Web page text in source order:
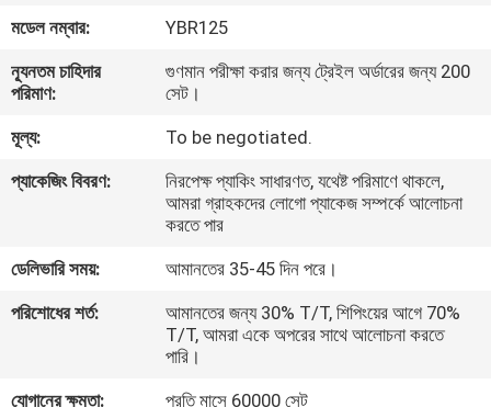
কারখানা
গুণমান
খবর
মডেল নম্বার:
YBR125
ন্যূনতম চাহিদার
পরিমাণ:
গুণমান পরীক্ষা করার জন্য ট্রেইল অর্ডারের জন্য 200
সেট।
মূল্য:
To be negotiated.
প্যাকেজিং বিবরণ:
নিরপেক্ষ প্যাকিং সাধারণত, যথেষ্ট পরিমাণে থাকলে,
আমরা গ্রাহকদের লোগো প্যাকেজ সম্পর্কে আলোচনা
করতে পার
ডেলিভারি সময়:
আমানতের 35-45 দিন পরে।
পরিশোধের শর্ত:
আমানতের জন্য 30% T/T, শিপিংয়ের আগে 70%
T/T, আমরা একে অপরের সাথে আলোচনা করতে
পারি।
যোগানের ক্ষমতা:
প্রতি মাসে 60000 সেট